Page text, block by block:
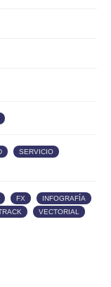
, SERVICIO
, FX , INFOGRAFÍA
, VECTORIAL